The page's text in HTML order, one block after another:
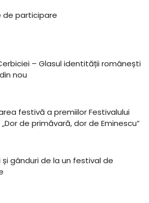
de participare
– Glasul identității românești
nou
festivă a premiilor Festivalului
de primăvară, dor de Eminescu”
și gânduri de la un festival de